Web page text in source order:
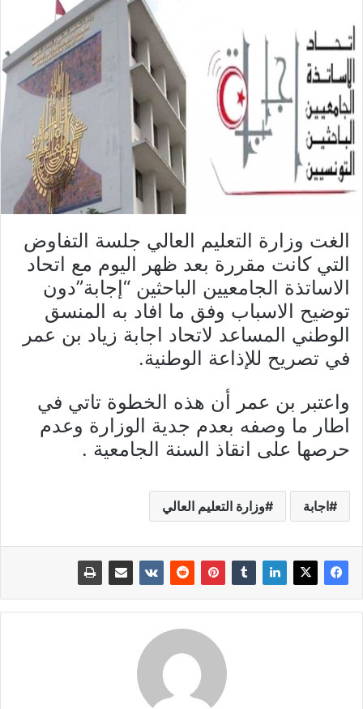
الغت وزارة التعليم العالي جلسة التفاوض
التي كانت مقررة بعد ظهر اليوم مع اتحاد
الاساتذة الجامعيين الباحثين “إجابة”دون
توضيح الاسباب وفق ما افاد به المنسق
الوطني المساعد لاتحاد اجابة زياد بن عمر
في تصريح للإذاعة الوطنية.
واعتبر بن عمر أن هذه الخطوة تاتي في
اطار ما وصفه بعدم جدية الوزارة وعدم
حرصها على انقاذ السنة الجامعية .
اجابة وزارة التعليم العالي